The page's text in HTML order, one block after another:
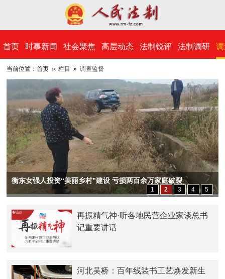
​首页 时事新闻 社会聚焦 高层动态 法制锐评 法制调研
当前位置：首页 »栏目 »调查监督
衡东女强人投资“美丽乡村”建设 亏损两百余万家庭破裂
1 2 3 4 5
再振精气神·听各地民营企业家谈总书
记重要讲话
河北吴桥：百年线装书工艺焕发新生